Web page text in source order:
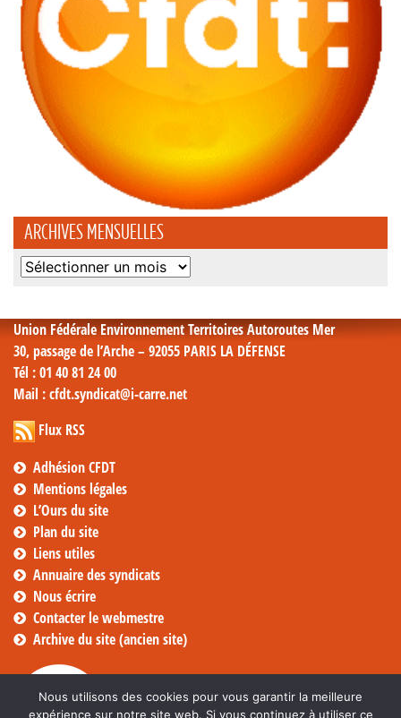
ARCHIVES MENSUELLES
Archives
Union Fédérale Environnement Territoires Autoroutes Mer
30, passage de l’Arche – 92055 PARIS LA DÉFENSE
Tél : 01 40 81 24 00
Mail : cfdt.syndicat@i-carre.net
Flux RSS
Adhésion CFDT
Mentions légales
L’Ours du site
Plan du site
Liens utiles
Annuaire des syndicats
Nous écrire
Contacter le webmestre
Archive du site (ancien site)
Nous utilisons des cookies pour vous garantir la meilleure
expérience sur notre site web. Si vous continuez à utiliser ce